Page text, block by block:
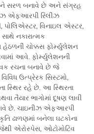
સરળ બનાવે છે અને સંગ્રહ
એફઆરપી રિલીઝ
પોલિએસ્ટર, વિનાઇલ એસ્ટર,
નકારાત્મક
ચોક્કસ ફોર્મ્યુલેશન
આવે. ફોર્મ્યુલેશનની
રચના બનાવે છે જે
ઉત્પ્રેરક સિસ્ટમો,
સ્થિર રહે છે. આ સ્થિરતા
તૈયાર ભાગોમાં દૂષણ લાવી
છે. ચાઇનીઝ એફઆરપી
ઢાળણમાં બનેલા ઘટકોના
એરોસ્પેસ, ઓટોમોટિવ